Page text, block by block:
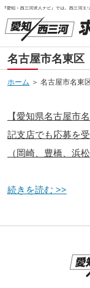
名古屋市名東区
ホーム ＞ 名古屋市名東
【愛知県名古屋
記支店でも応募を
（岡崎、豊橋、浜
続きを読む >>